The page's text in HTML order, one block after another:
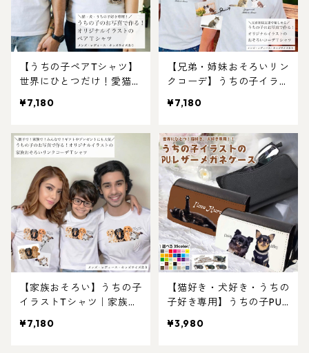
【うちの子ペアTシャツ】
世界にひとつだけ！愛猫・
ナルイラストTシャツ（2
¥7,180
【兄弟・姉妹おそろいリン
クコーデ】うちの子イラス
うちの子オーダーメイド
¥7,180
【家族おそろい】うちの子
イラストTシャツ｜家族全
やイベントに◎！ギフトあ
¥7,180
【猫好き・犬好き・うちの
子好き専用】うちの子PU
しゃれで使いやすい！ペッ
¥3,980